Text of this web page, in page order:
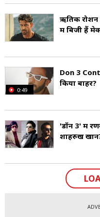
ऋतिक रोशन
में बिजी हैं
0:49
Don 3
किया बाहर?
'डॉन 3' में
शाहरुख